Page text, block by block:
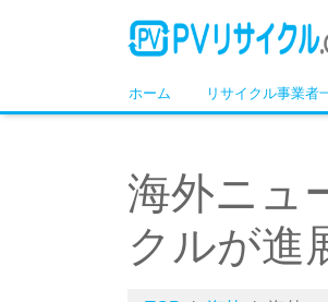
ホーム リサイクル事業者
海外ニュ
クルが進